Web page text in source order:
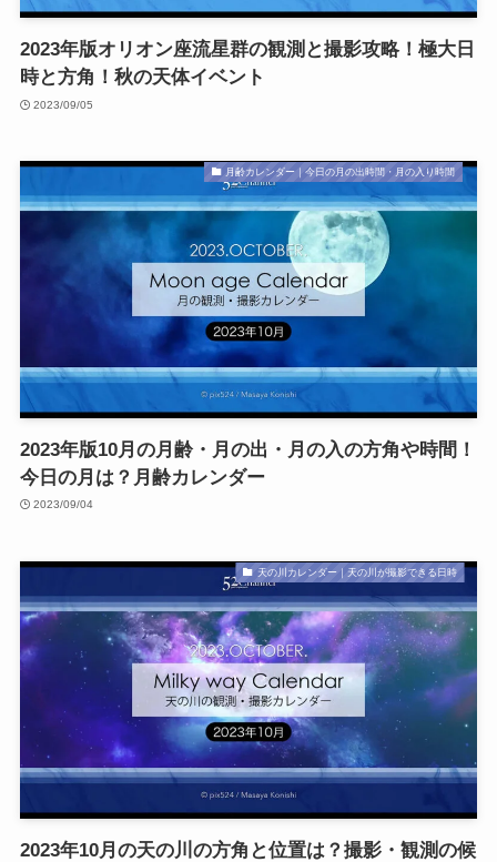
2023年版オリオン座流星群の観測と撮影攻略！極大日
時と方角！秋の天体イベント
2023/09/05
月齢カレンダー｜今日の月の出時間・月の入り時間
2023年版10月の月齢・月の出・月の入の方角や時間！
今日の月は？月齢カレンダー
2023/09/04
天の川カレンダー｜天の川が撮影できる日時
2023年10月の天の川の方角と位置は？撮影・観測の候